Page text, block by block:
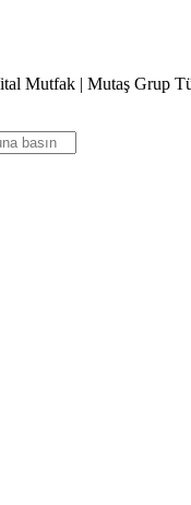
Mutfak | Mutaş Grup